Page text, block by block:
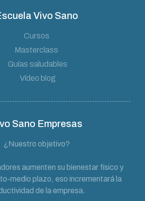
Vivo Sano
Cursos
Masterclass
Guías saludables
Vídeo blog
Sano Empresas
¿Nuestro objetivo?
aumenten su bienestar físico y
medio plazo, eso incrementará la
de la empresa.